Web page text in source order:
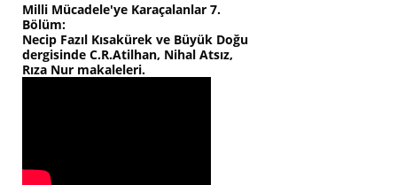
Milli Mücadele'ye Karaçalanlar 7.
Bölüm:
Necip Fazıl Kısakürek ve Büyük Doğu
dergisinde C.R.Atilhan, Nihal Atsız,
Rıza Nur makaleleri.